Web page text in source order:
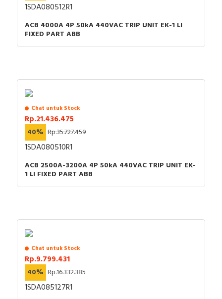
1SDA080512R1
ACB 4000A 4P 50kA 440VAC TRIP UNIT EK-1 LI
FIXED PART ABB
Chat untuk Stock
Rp.21.436.475
40% Rp.35.727.459
1SDA080510R1
ACB 2500A-3200A 4P 50kA 440VAC TRIP UNIT EK-
1 LI FIXED PART ABB
Chat untuk Stock
Rp.9.799.431
40% Rp.16.332.385
1SDA085127R1